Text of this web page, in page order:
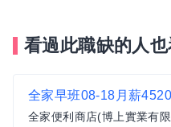
看過此職缺的人
全家早班08-18月薪
全家便利商店(博上實業有